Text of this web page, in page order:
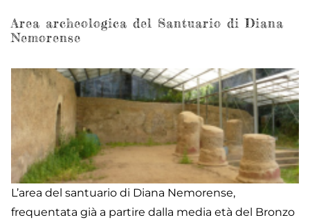
Area archeologica del Santuario di Diana
Nemorense
L’area del santuario di Diana Nemorense,
frequentata già a partire dalla media età del Bronzo